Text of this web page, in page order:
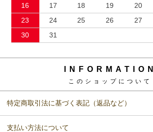
16
17 18 19 20
23
24 25 26 27
30
31
INFORMATION
このショップについて
特定商取引法に基づく表記（返品など）
支払い方法について